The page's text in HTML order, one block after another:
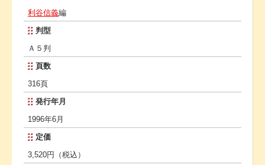
利谷信義編
判型
Ａ５判
頁数
316頁
発行年月
1996年6月
定価
3,520円（税込）